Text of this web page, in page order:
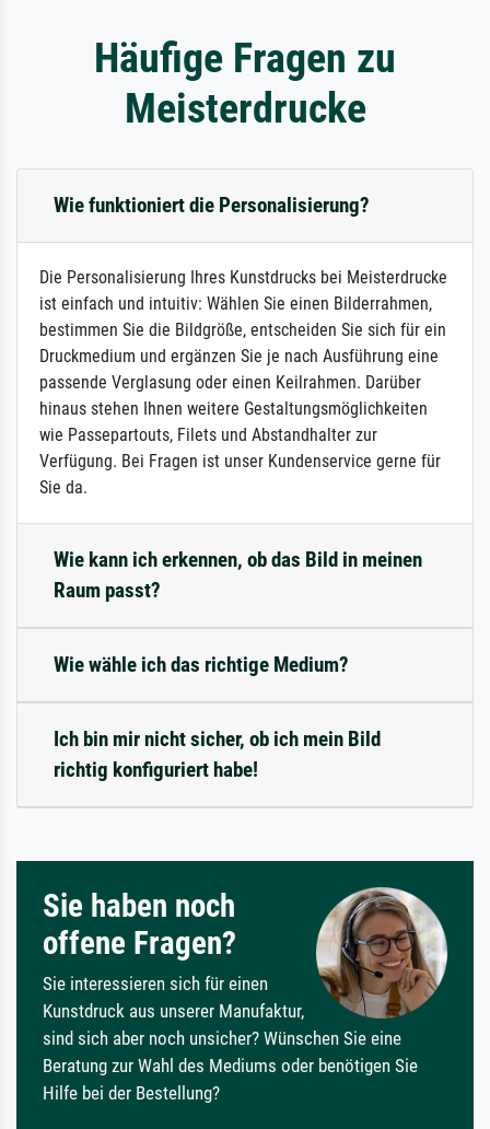
Häufige Fragen zu
Meisterdrucke
Wie funktioniert die Personalisierung?
Die Personalisierung Ihres Kunstdrucks bei Meisterdrucke
ist einfach und intuitiv: Wählen Sie einen Bilderrahmen,
bestimmen Sie die Bildgröße, entscheiden Sie sich für ein
Druckmedium und ergänzen Sie je nach Ausführung eine
passende Verglasung oder einen Keilrahmen. Darüber
hinaus stehen Ihnen weitere Gestaltungsmöglichkeiten
wie Passepartouts, Filets und Abstandhalter zur
Verfügung. Bei Fragen ist unser Kundenservice gerne für
Sie da.
Wie kann ich erkennen, ob das Bild in meinen
Raum passt?
Wie wähle ich das richtige Medium?
Ich bin mir nicht sicher, ob ich mein Bild
richtig konfiguriert habe!
Sie haben noch
offene Fragen?
Sie interessieren sich für einen
Kunstdruck aus unserer Manufaktur,
sind sich aber noch unsicher? Wünschen Sie eine
Beratung zur Wahl des Mediums oder benötigen Sie
Hilfe bei der Bestellung?